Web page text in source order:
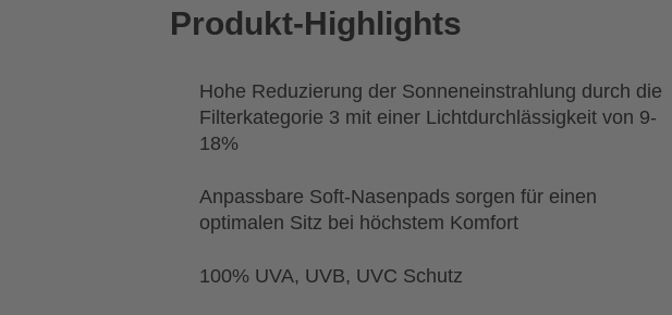
Produkt-Highlights
Hohe Reduzierung der Sonneneinstrahlung durch die
Filterkategorie 3 mit einer Lichtdurchlässigkeit von 9-
18%
Anpassbare Soft-Nasenpads sorgen für einen
optimalen Sitz bei höchstem Komfort
100% UVA, UVB, UVC Schutz